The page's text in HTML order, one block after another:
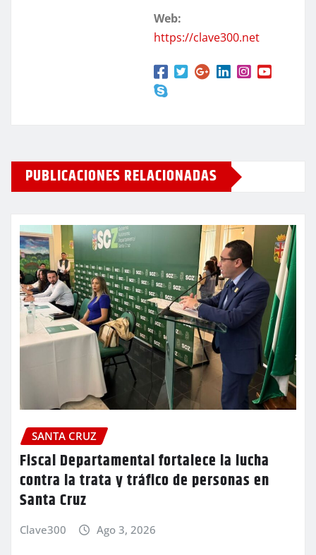
Web:
https://clave300.net
PUBLICACIONES RELACIONADAS
SANTA CRUZ
Fiscal Departamental fortalece la lucha
contra la trata y tráfico de personas en
Santa Cruz
Clave300 Ago 3, 2026